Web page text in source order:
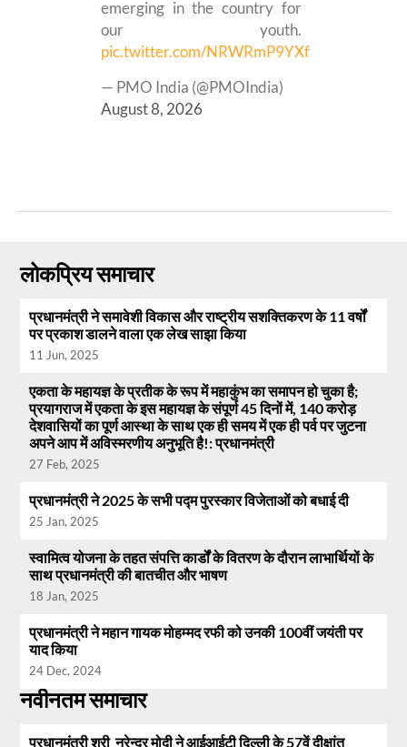
emerging in the country for
our youth.
pic.twitter.com/NRWRmP9YXf
— PMO India (@PMOIndia)
August 8, 2026
लोकप्रिय समाचार
प्रधानमंत्री ने समावेशी विकास और राष्ट्रीय सशक्तिकरण के 11 वर्षों
पर प्रकाश डालने वाला एक लेख साझा किया
11 Jun, 2025
एकता के महायज्ञ के प्रतीक के रूप में महाकुंभ का समापन हो चुका है;
प्रयागराज में एकता के इस महायज्ञ के संपूर्ण 45 दिनों में, 140 करोड़
देशवासियों का पूर्ण आस्था के साथ एक ही समय में एक ही पर्व पर जुटना
अपने आप में अविस्मरणीय अनुभूति है!: प्रधानमंत्री
27 Feb, 2025
प्रधानमंत्री ने 2025 के सभी पद्म पुरस्कार विजेताओं को बधाई दी
25 Jan, 2025
स्वामित्व योजना के तहत संपत्ति कार्डों के वितरण के दौरान लाभार्थियों के
साथ प्रधानमंत्री की बातचीत और भाषण
18 Jan, 2025
प्रधानमंत्री ने महान गायक मोहम्मद रफी को उनकी 100वीं जयंती पर
याद किया
24 Dec, 2024
नवीनतम समाचार
प्रधानमंत्री श्री नरेन्द्र मोदी ने आईआईटी दिल्ली के 57वें दीक्षांत